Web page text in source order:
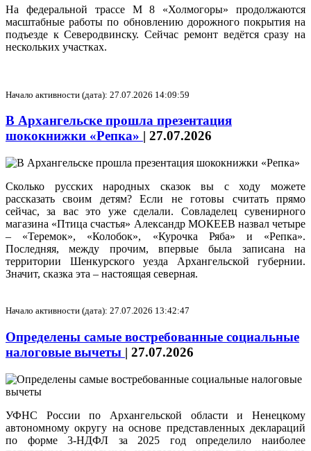
На федеральной трассе М 8 «Холмогоры» продолжаются
масштабные работы по обновлению дорожного покрытия на
подъезде к Северодвинску. Сейчас ремонт ведётся сразу на
нескольких участках.
Начало активности (дата): 27.07.2026 14:09:59
В Архангельске прошла презентация
шококнижки «Репка» | 27.07.2026
Сколько русских народных сказок вы с ходу можете
рассказать своим детям? Если не готовы считать прямо
сейчас, за вас это уже сделали. Совладелец сувенирного
магазина «Птица счастья» Александр МОКЕЕВ назвал четыре
– «Теремок», «Колобок», «Курочка Ряба» и «Репка».
Последняя, между прочим, впервые была записана на
территории Шенкурского уезда Архангельской губернии.
Значит, сказка эта – настоящая северная.
Начало активности (дата): 27.07.2026 13:42:47
Определены самые востребованные социальные
налоговые вычеты | 27.07.2026
УФНС России по Архангельской области и Ненецкому
автономному округу на основе представленных деклараций
по форме 3-НДФЛ за 2025 год определило наиболее